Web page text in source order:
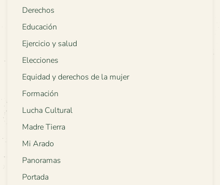
Derechos
Educación
Ejercicio y salud
Elecciones
Equidad y derechos de la mujer
Formación
Lucha Cultural
Madre Tierra
Mi Arado
Panoramas
Portada